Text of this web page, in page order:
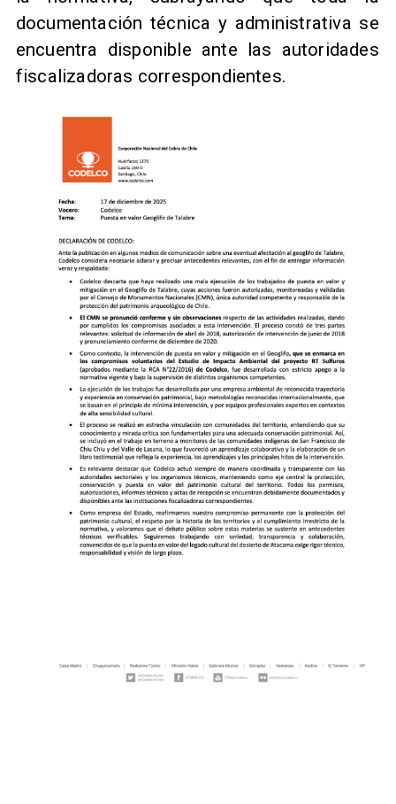
documentación técnica y administrativa se
encuentra disponible ante las autoridades
fiscalizadoras correspondientes.